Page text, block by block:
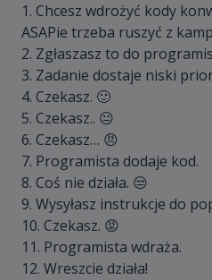
1. Chcesz wdrożyć kody
ASAPie trzeba ruszyć z
2. Zgłaszasz to do
3. Zadanie dostaje niski
4. Czekasz. 🙂
5. Czekasz.. 😐
6. Czekasz… 😠
7. Programista dodaje kod.
8. Coś nie działa. 😒
9. Wysyłasz instrukcje do
10. Czekasz. 😡
11. Programista wdraża.
12. Wreszcie działa!